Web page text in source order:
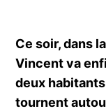
Ce soir, dans
Vincent va
deux
tournent